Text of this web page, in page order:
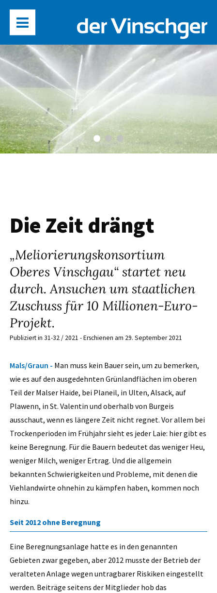
Die Zeit drängt
„Meliorierungskonsortium
Oberes Vinschgau“ startet neu
durch. Ansuchen um staatlichen
Zuschuss für 10 Millionen-Euro-
Projekt.
Publiziert in 31-32 / 2021 - Erschienen am 29. September 2021
Mals/Graun - Man muss kein Bauer sein, um zu bemerken,
wie es auf den ausgedehnten Grünlandflächen im oberen
Teil der Malser Haide, bei Planeil, in Ulten, Alsack, auf
Plawenn, in St. Valentin und oberhalb von Burgeis
ausschaut, wenn es längere Zeit nicht regnet. Vor allem bei
Trockenperioden im Frühjahr sieht es jeder Laie: hier gibt es
keine Beregnung. Für die Bauern bedeutet das weniger Heu,
weniger Milch, weniger Ertrag. Und die allgemein
bekannten Schwierigkeiten und Probleme, mit denen die
Viehlandwirte ohnehin zu kämpfen haben, kommen noch
hinzu.
Seit 2012 ohne Beregnung
Eine Beregnungsanlage hatte es in den genannten
Gebieten zwar gegeben, aber 2012 musste der Betrieb der
veralteten Anlage wegen untragbarer Riskiken eingestellt
werden. Beiträge seitens der Mitglieder hob das